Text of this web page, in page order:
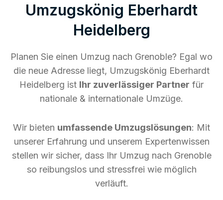
Umzugskönig Eberhardt
Heidelberg
Planen Sie einen Umzug nach Grenoble? Egal wo
die neue Adresse liegt, Umzugskönig Eberhardt
Heidelberg ist Ihr zuverlässiger Partner für
nationale & internationale Umzüge.
Wir bieten umfassende Umzugslösungen: Mit
unserer Erfahrung und unserem Expertenwissen
stellen wir sicher, dass Ihr Umzug nach Grenoble
so reibungslos und stressfrei wie möglich
verläuft.